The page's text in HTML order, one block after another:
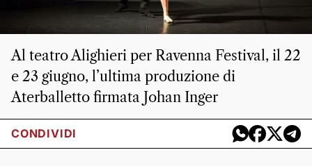
Al teatro Alighieri per Ravenna Festival, il 22
e 23 giugno, l’ultima produzione di
Aterballetto firmata Johan Inger
CONDIVIDI